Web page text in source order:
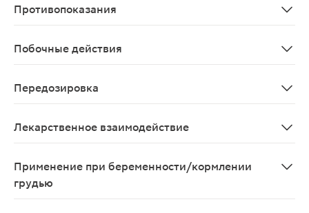
Противопоказания
Побочные действия
Передозировка
Лекарственное взаимодействие
Применение при беременности/кормлении
грудью